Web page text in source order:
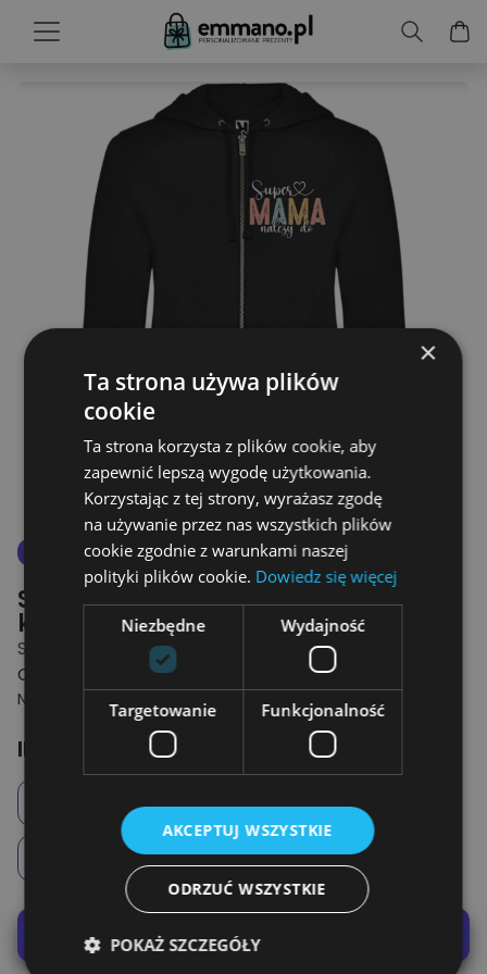
4.8
Spersonalizowana bluza z
kapturem
SUPER MAMA - CZARNA BLUZA ROZPINANA
OD 139.95 ZŁ
NAJNIŻSZA CENA Z 30 DNI PRZED OBNIŻKĄ: 229.00 ZŁ
Ile dzieci na bluzie?
2 Dzieci 3 Dzieci
5 Dzieci 6 Dzieci
Podglądnij swoją bluze
×
Ta strona używa plików
cookie
Ta strona korzysta z plików cookie, aby
zapewnić lepszą wygodę użytkowania.
Korzystając z tej strony, wyrażasz zgodę
na używanie przez nas wszystkich plików
cookie zgodnie z warunkami naszej
polityki plików cookie. Dowiedz się więcej
Niezbędne Wydajność
Targetowanie Funkcjonalność
AKCEPTUJ WSZYSTKIE
ODRZUĆ WSZYSTKIE
POKAŻ SZCZEGÓŁY